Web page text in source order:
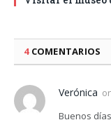
4COMENTARIOS
Verónica
Buenos días,